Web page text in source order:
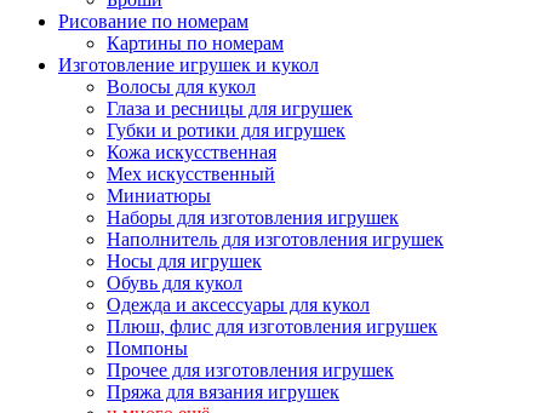
Рисование по номерам
Картины по номерам
Изготовление игрушек и кукол
Волосы для кукол
Глаза и ресницы для игрушек
Губки и ротики для игрушек
Кожа искусственная
Мех искусственный
Миниатюры
Наборы для изготовления игрушек
Наполнитель для изготовления игрушек
Носы для игрушек
Обувь для кукол
Одежда и аксессуары для кукол
Плюш, флис для изготовления игрушек
Помпоны
Прочее для изготовления игрушек
Пряжа для вязания игрушек